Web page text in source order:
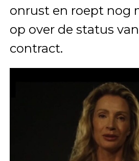
onrust en roept nog
op over de status
contract.